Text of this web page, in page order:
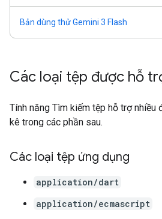
Bản dùng thử Gemini 3 Flash
Các loại tệp được hỗ
Tính năng Tìm kiếm tệp hỗ trợ
kê trong các phần sau.
Các loại tệp ứng dụng
application/dart
application/ecmascript